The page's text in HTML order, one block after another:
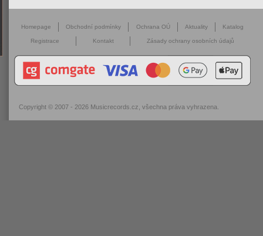
Homepage Obchodní podmínky Ochrana OÚ Aktuality Katalog
Registrace Kontakt Zásady ochrany osobních údajů
Copyright © 2007 - 2026 Musicrecords.cz , všechna práva vyhrazena.